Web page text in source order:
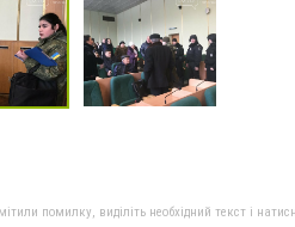
помилку, виділіть необхідний текст і